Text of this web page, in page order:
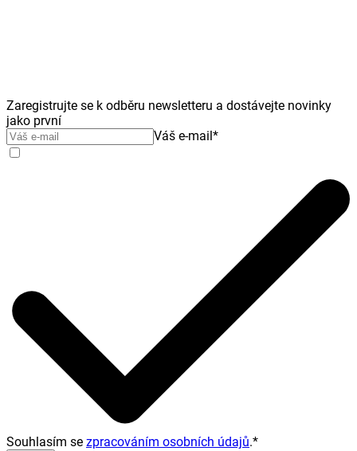
Zaregistrujte se k odběru newsletteru a dostávejte novinky
jako první
Váš e-mail*
Souhlasím se zpracováním osobních údajů.*